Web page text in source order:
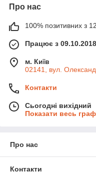
Про нас
100% позитивних з
Працює з 09.10.2018
м. Київ
02141, вул.
Контакти
Сьогодні вихідний
Показати весь
Про нас
Контакти